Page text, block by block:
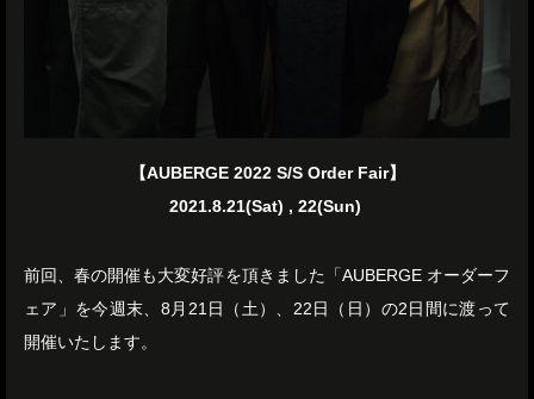
【AUBERGE 2022 S/S Order Fair】
2021.8.21(Sat) , 22(Sun)
前回、春の開催も大変好評を頂きました「AUBERGE オーダーフ
ェア」を今週末、8月21日（土）、22日（日）の2日間に渡って
開催いたします。